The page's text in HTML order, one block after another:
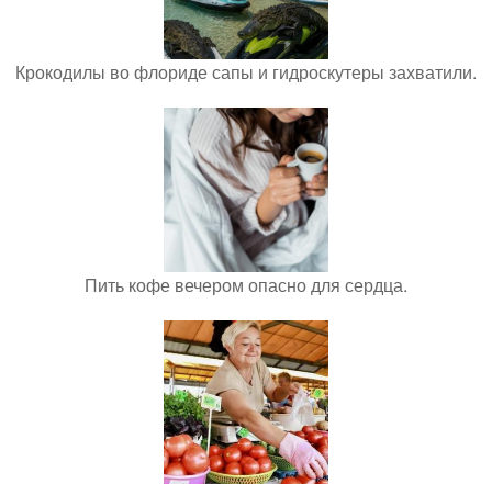
Крокодилы во флориде сапы и гидроскутеры захватили.
Пить кофе вечером опасно для сердца.